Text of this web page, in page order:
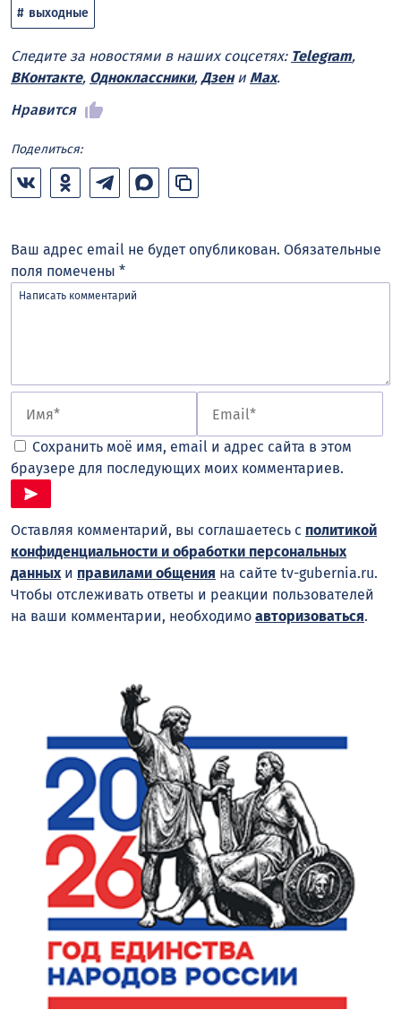
выходные
Следите за новостями в наших соцсетях: Telegram,
ВКонтакте, Одноклассники, Дзени Max.
Нравится
Поделиться:
Ваш адрес email не будет опубликован. Обязательные
поля помечены *
Сохранить моё имя, email и адрес сайта в этом
браузере для последующих моих комментариев.
Оставляя комментарий, вы соглашаетесь с политикой
конфиденциальности и обработки персональных
данныхи правилами общения на сайте tv-gubernia.ru.
Чтобы отслеживать ответы и реакции пользователей
на ваши комментарии, необходимо авторизоваться.